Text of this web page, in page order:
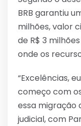
BRB garantiu
milhões, valor
de R$ 3
onde os
“Excelências,
começo com
essa migração
judicial, com